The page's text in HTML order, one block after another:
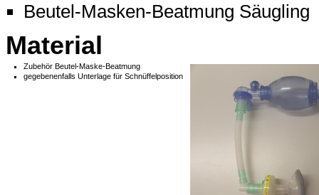
Beutel-Masken-Beatmung Säugling
Material
Zubehör Beutel-Maske-Beatmung
gegebenenfalls Unterlage für Schnüffelposition